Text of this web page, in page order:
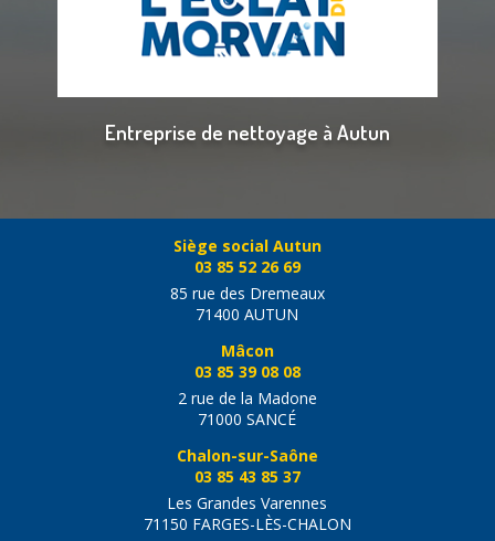
Entreprise de nettoyage à Autun
Siège social Autun
03 85 52 26 69
85 rue des Dremeaux
71400 AUTUN
Mâcon
03 85 39 08 08
2 rue de la Madone
71000 SANCÉ
Chalon-sur-Saône
03 85 43 85 37
Les Grandes Varennes
71150 FARGES-LÈS-CHALON